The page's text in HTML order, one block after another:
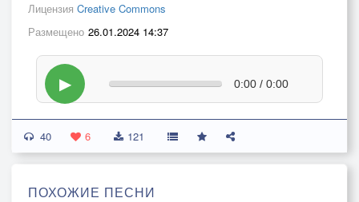
Лицензия Creative Commons
Размещено 26.01.2024 14:37
▶ 0:00 / 0:00
40 6 121
ПОХОЖИЕ ПЕСНИ